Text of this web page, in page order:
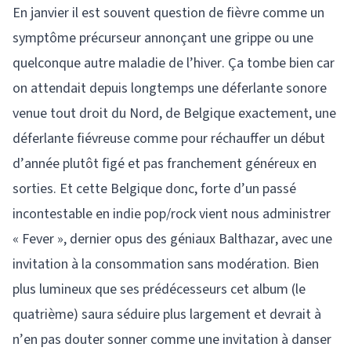
En janvier il est souvent question de fièvre comme un
symptôme précurseur annonçant une grippe ou une
quelconque autre maladie de l’hiver. Ça tombe bien car
on attendait depuis longtemps une déferlante sonore
venue tout droit du Nord, de Belgique exactement, une
déferlante fiévreuse comme pour réchauffer un début
d’année plutôt figé et pas franchement généreux en
sorties. Et cette Belgique donc, forte d’un passé
incontestable en indie pop/rock vient nous administrer
« Fever », dernier opus des géniaux Balthazar, avec une
invitation à la consommation sans modération. Bien
plus lumineux que ses prédécesseurs cet album (le
quatrième) saura séduire plus largement et devrait à
n’en pas douter sonner comme une invitation à danser